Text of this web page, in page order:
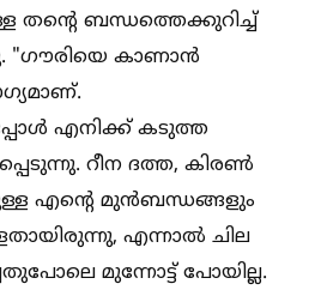
തന്റെ ബന്ധത്തെക്കുറിച്ച്‌
"ഗൗരിയെ കാണാൻ
എനിക്ക് കടുത്ത
റീന ദത്ത, കിരണ്‍
എന്റെ മുൻബന്ധങ്ങളും
എന്നാല്‍ ചില
മുന്നോട്ട് പോയില്ല.